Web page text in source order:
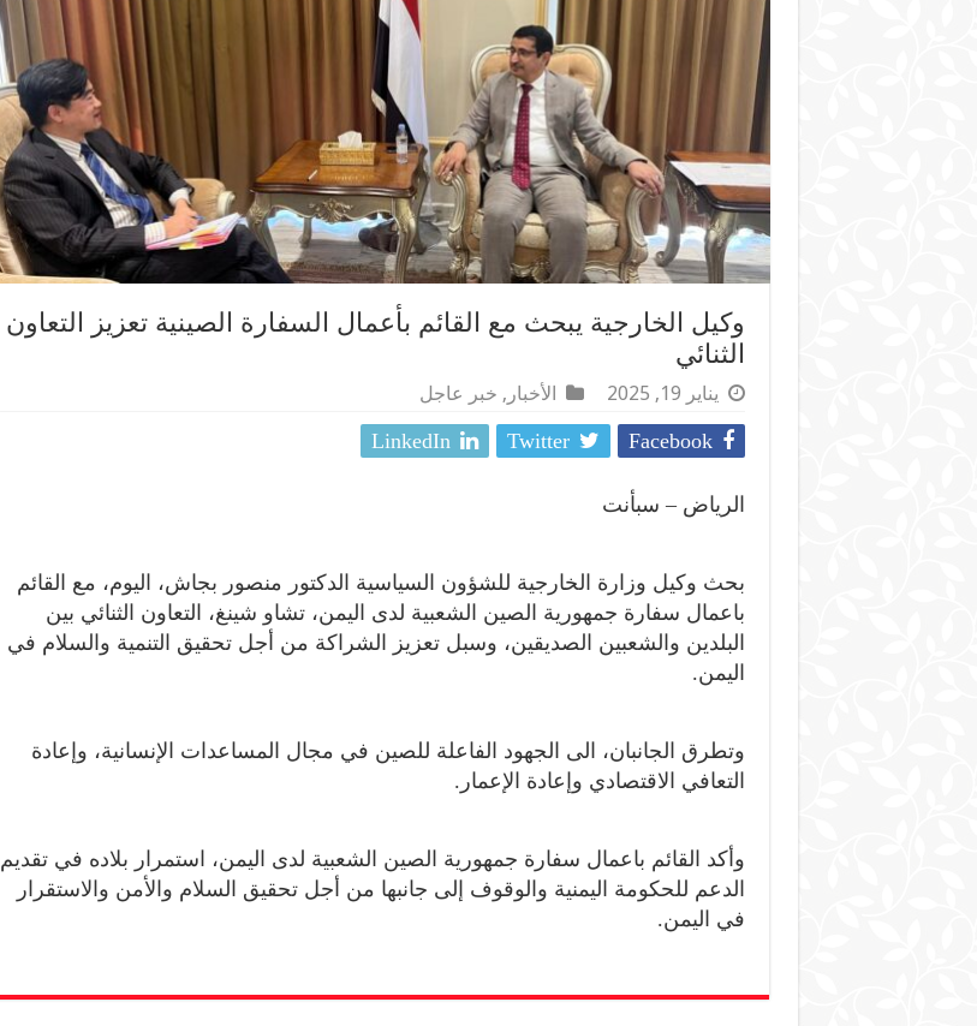
وكيل الخارجية يبحث مع القائم بأعمال السفارة الصينية تعزيز التعاون
الثنائي
يناير 19, 2025 الأخبار , خبر عاجل
Facebook
Twitter
LinkedIn
الرياض – سبأنت
بحث وكيل وزارة الخارجية للشؤون السياسية الدكتور منصور بجاش، اليوم، مع القائم
باعمال سفارة جمهورية الصين الشعبية لدى اليمن، تشاو شينغ، التعاون الثنائي بين
البلدين والشعبين الصديقين، وسبل تعزيز الشراكة من أجل تحقيق التنمية والسلام في
اليمن.
وتطرق الجانبان، الى الجهود الفاعلة للصين في مجال المساعدات الإنسانية، وإعادة
التعافي الاقتصادي وإعادة الإعمار.
وأكد القائم باعمال سفارة جمهورية الصين الشعبية لدى اليمن، استمرار بلاده في تقديم
الدعم للحكومة اليمنية والوقوف إلى جانبها من أجل تحقيق السلام والأمن والاستقرار
في اليمن.